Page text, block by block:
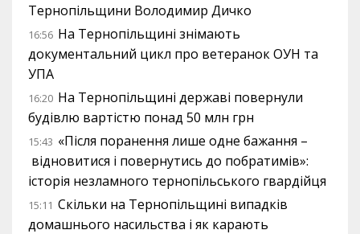
Тернопільщини Володимир Дичко
16:56 На Тернопільщині знімають
документальний цикл про ветеранок ОУН та
УПА
16:20 На Тернопільщині державі повернули
будівлю вартістю понад 50 млн грн
15:43 «Після поранення лише одне бажання –
відновитися і повернутись до побратимів»:
історія незламного тернопільського гвардійця
15:11 Скільки на Тернопільщині випадків
домашнього насильства і як карають